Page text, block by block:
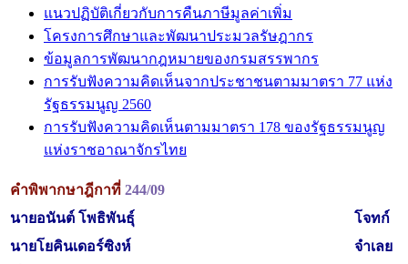
แนวปฏิบัติเกี่ยวกับการคืนภาษีมูลค่าเพิ่ม
โครงการศึกษาและพัฒนาประมวลรัษฎากร
ข้อมูลการพัฒนากฎหมายของกรมสรรพากร
การรับฟังความคิดเห็นจากประชาชนตามมาตรา 77 แห่ง
รัฐธรรมนูญ 2560
การรับฟังความคิดเห็นตามมาตรา 178 ของรัฐธรรมนูญ
แห่งราชอาณาจักรไทย
คำพิพากษาฎีกาที่ 244/09
นายอนันต์ โพธิพันธุ์
โจทก์
นายโยคินเดอร์ซิงห์
จำเลย